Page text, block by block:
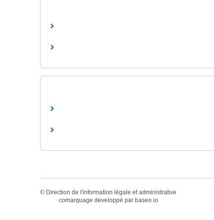
© Direction de l'information légale et administrative
comarquage developpé par baseo.io